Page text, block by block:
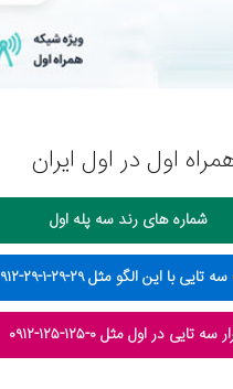
اول در اول ایران
شماره های رند سه پله اول
با این الگو مثل ۲۹-۲۹-۱-۲۹-۰۹۱۲
سه تایی در اول مثل ۰-۱۲۵-۱۲۵-۰۹۱۲